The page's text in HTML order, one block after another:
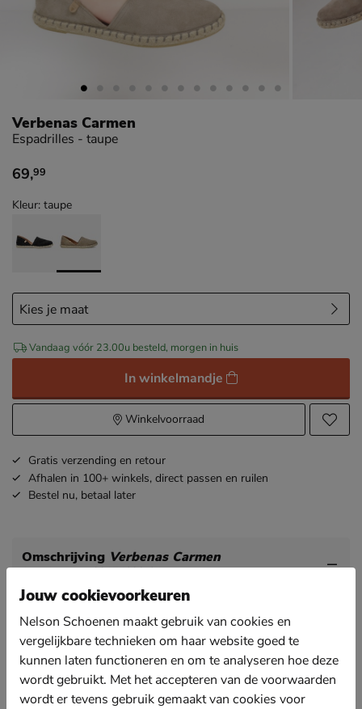
Verbenas Carmen
Espadrilles - taupe
€ 69,99
69,99
Kleur: taupe
Vandaag vóór 23.00u besteld, morgen in huis
In winkelmandje
Winkelvoorraad
Gratis verzending en retour
Afhalen in 100+ winkels, direct passen en ruilen
Bestel nu, betaal later
Omschrijving Verbenas Carmen
Artikelnummer 22154630-64
Verbenas Carmen dames espadrille
Instapschoenen die net zo lekker lopen als pantoffels!
De espadrille is uitgevoerd in suède en heeft de
bekende zoolrand van touw dat een zomerse look
geeft.
Jouw cookievoorkeuren
Nelson Schoenen maakt gebruik van cookies en
vergelijkbare technieken om haar website goed te
kunnen laten functioneren en om te analyseren hoe deze
wordt gebruikt. Met het accepteren van de voorwaarden
wordt er tevens gebruik gemaakt van cookies voor